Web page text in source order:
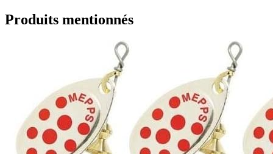
Produits mentionnés